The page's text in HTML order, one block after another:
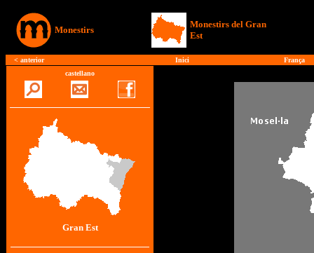
Monestirs
Monestirs del Gran
Est
< anterior Inici
França
castellano
Gran Est